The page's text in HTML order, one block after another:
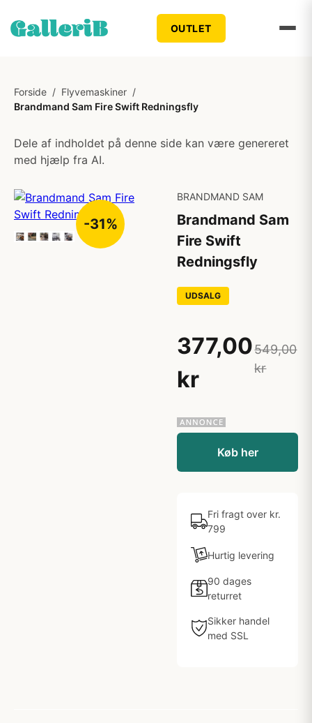
OUTLET
Forside / Flyvemaskiner /
Brandmand Sam Fire Swift Redningsfly
Dele af indholdet på denne side kan være genereret
med hjælp fra AI.
-31%
BRANDMAND SAM
Brandmand Sam
Fire Swift
Redningsfly
UDSALG
377,00
kr
549,00
kr
Køb her
Fri fragt over kr.
799
Hurtig levering
90 dages
returret
Sikker handel
med SSL